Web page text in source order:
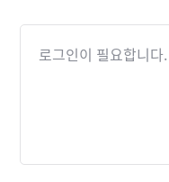
로그인이 필요합니다.